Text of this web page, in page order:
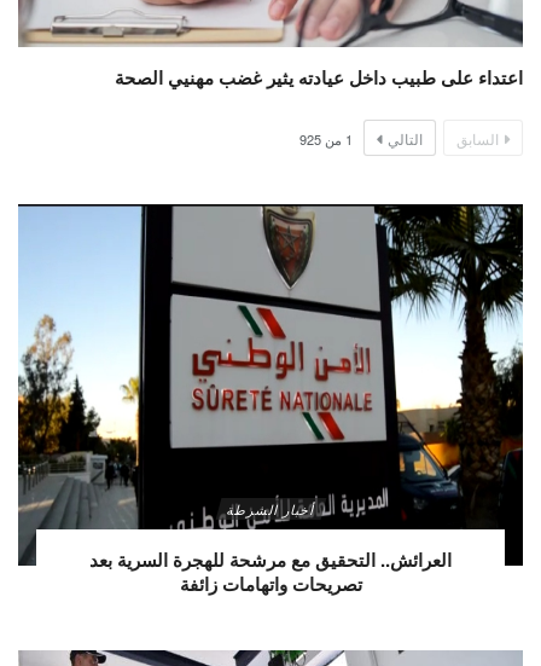
اعتداء على طبيب داخل عيادته يثير غضب مهنيي الصحة
السابق التالي 1 من 925
أخبار الشرطة
العرائش.. التحقيق مع مرشحة للهجرة السرية بعد
تصريحات واتهامات زائفة